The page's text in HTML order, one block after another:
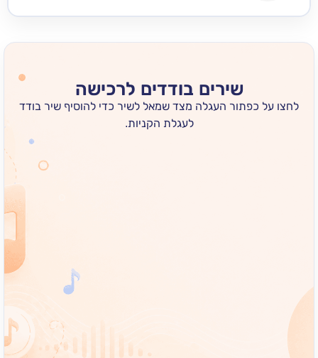
שירים בודדים לרכישה
כפתור העגלה מצד שמאל לשיר כדי להוסיף שיר בודד
לעגלת הקניות.